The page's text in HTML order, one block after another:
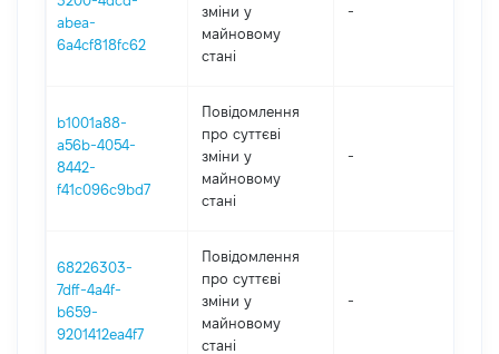
abea-
6a4cf818fc62
зміни y
майновому
стані
-
b1001a88-
a56b-4054-
8442-
f41c096c9bd7
Повідомлення
про суттєві
зміни y
майновому
стані
-
68226303-
7dff-4a4f-
b659-
9201412ea4f7
Повідомлення
про суттєві
зміни y
майновому
стані
-